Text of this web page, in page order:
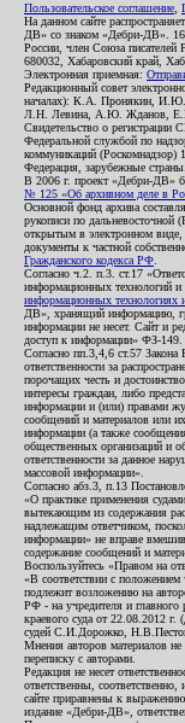
Пользовательское соглашение
На данном сайте
ДВ» со знаком «Дебри-ДВ».
России, член Союза
680032, Хабаровский край,
Электронная приемная:
Редакционный совет
началах): К.А. Пронякин,
Л.Н. Левина, А.Ю. Жданов,
Свидетельство о
Федеральной службой по
коммуникаций (Роскомнадзор)
Федерация, зарубежные страны.
В 2006 г. проект «Дебри-ДВ»
№ 125 «Об архивном деле в
Основной фонд архива
рукописи по дальневосточной
открытым в электронном виде,
документы к частной
Гражданского кодекса РФ
Согласно ч.2. п.3. ст.17
информационных технологий
информационных
ДВ», хранящий информацию,
информации не несет. Сайт и
доступ к информации» ФЗ-149.
Согласно пп.3,4,6 ст.57
ответственности за
порочащих честь и
интересы граждан, либо
информации и (или) правами
сообщений и материалов или
информации (а также
общественных организаций и
ответственности за данное
массовой информации».
Согласно абз.3, п.13
«О практике применения
вытекающим из содержания
надлежащим ответчиком,
информации» не вправе
содержание сообщений и
Воспользуйтесь «Правом на
«В соответствии с
подлежит возложению на
РФ - на учредителя и главного
краевого суда от 22.08.2012
судей С.И.Дорожко,
Мнения авторов материалов не
переписку с авторами.
Редакция не несет
ответственны,
сайте приравнены к
издание «Дебри-ДВ»,